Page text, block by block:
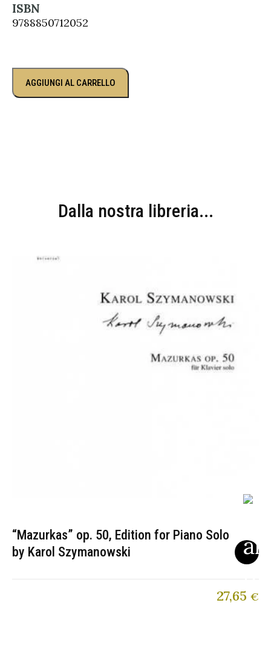
ISBN
9788850712052
AGGIUNGI AL CARRELLO
Dalla nostra libreria...
“Mazurkas” op. 50, Edition for Piano Solo
by Karol Szymanowski
27,65 €